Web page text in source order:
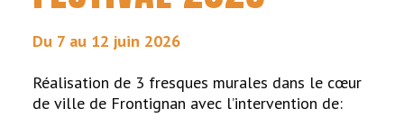
Du 7 au 12 juin 2026
Réalisation de 3 fresques murales dans le cœur
de ville de Frontignan avec l’intervention de: